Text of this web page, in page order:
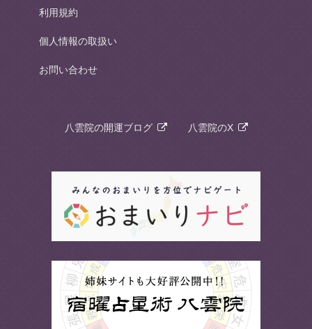
利用規約
個人情報の取扱い
お問い合わせ
八雲院の開運ブログ 八雲院のX